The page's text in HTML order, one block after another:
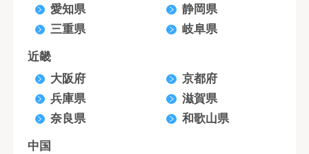
愛知県
静岡県
三重県
岐阜県
近畿
大阪府
京都府
兵庫県
滋賀県
奈良県
和歌山県
中国